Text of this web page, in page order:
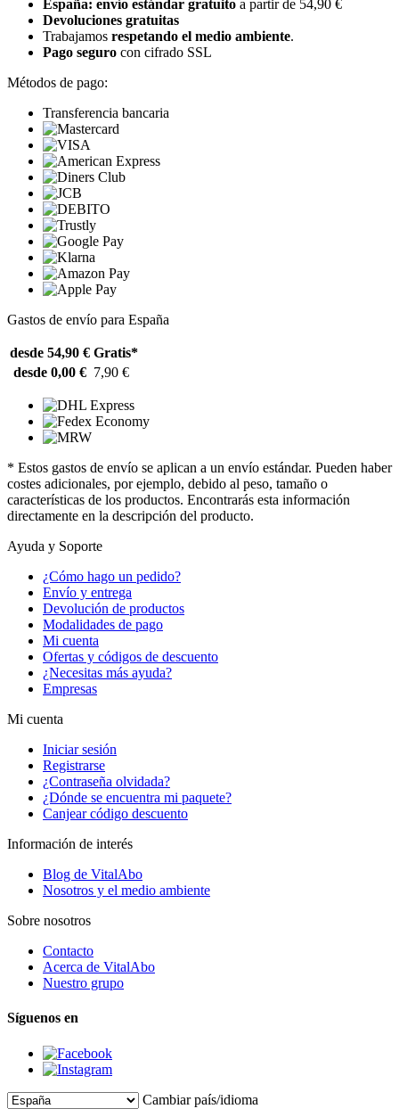
España: envío estándar gratuito a partir de 54,90 €
Devoluciones gratuitas
Trabajamos respetando el medio ambiente.
Pago seguro con cifrado SSL
Métodos de pago:
Transferencia bancaria
Gastos de envío para España
desde 54,90 € Gratis*
desde 0,00 € 7,90 €
* Estos gastos de envío se aplican a un envío estándar. Pueden haber
costes adicionales, por ejemplo, debido al peso, tamaño o
características de los productos. Encontrarás esta información
directamente en la descripción del producto.
Ayuda y Soporte
¿Cómo hago un pedido?
Envío y entrega
Devolución de productos
Modalidades de pago
Mi cuenta
Ofertas y códigos de descuento
¿Necesitas más ayuda?
Empresas
Mi cuenta
Iniciar sesión
Registrarse
¿Contraseña olvidada?
¿Dónde se encuentra mi paquete?
Canjear código descuento
Información de interés
Blog de VitalAbo
Nosotros y el medio ambiente
Sobre nosotros
Contacto
Acerca de VitalAbo
Nuestro grupo
Síguenos en
Cambiar país/idioma